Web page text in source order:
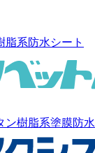
脂系防水シート
ン樹脂系塗膜防水